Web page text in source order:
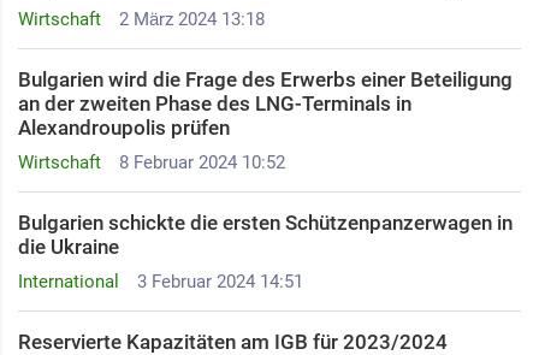
Wirtschaft 2 März 2024 13:18
Wirtschaft 8 Februar 2024 10:52
Bulgarien wird die Frage des Erwerbs einer Beteiligung
an der zweiten Phase des LNG-Terminals in
Alexandroupolis prüfen
International 3 Februar 2024 14:51
Bulgarien schickte die ersten Schützenpanzerwagen in
die Ukraine
Reservierte Kapazitäten am IGB für 2023/2024